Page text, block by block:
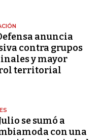
anuncia
contra grupos
y mayor
territorial
se sumó a
con una